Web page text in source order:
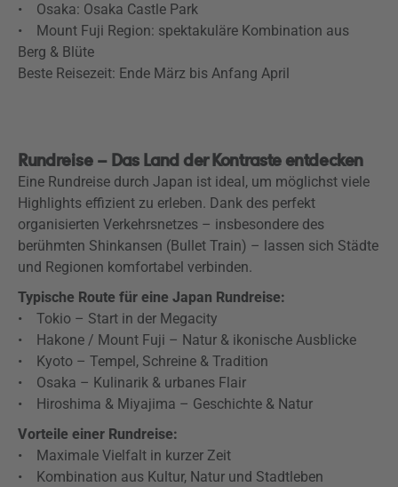
• Osaka: Osaka Castle Park
• Mount Fuji Region: spektakuläre Kombination aus
Berg & Blüte
Beste Reisezeit: Ende März bis Anfang April
Rundreise – Das Land der Kontraste entdecken
Eine Rundreise durch Japan ist ideal, um möglichst viele
Highlights effizient zu erleben. Dank des perfekt
organisierten Verkehrsnetzes – insbesondere des
berühmten Shinkansen (Bullet Train) – lassen sich Städte
und Regionen komfortabel verbinden.
Typische Route für eine Japan Rundreise:
• Tokio – Start in der Megacity
• Hakone / Mount Fuji – Natur & ikonische Ausblicke
• Kyoto – Tempel, Schreine & Tradition
• Osaka – Kulinarik & urbanes Flair
• Hiroshima & Miyajima – Geschichte & Natur
Vorteile einer Rundreise:
• Maximale Vielfalt in kurzer Zeit
• Kombination aus Kultur, Natur und Stadtleben